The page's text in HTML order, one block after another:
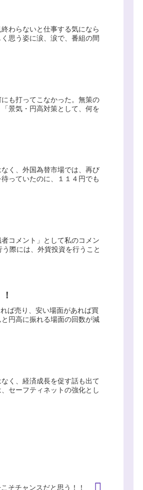
わらないと仕事する気になら
思う姿に涙、涙で、番組の間
も打ってこなかった。無策の
景気・円高対策として、何を
く、外国為替市場では、再び
っていたのに、１１４円でも
コメント」として私のコメン
際には、外貨投資を行うこと
ば売り、安い場面があれば買
円高に振れる場面の回数が減
く、経済成長を促す話も出て
セーフティネットの強化とし
そチャンスだと思う！！